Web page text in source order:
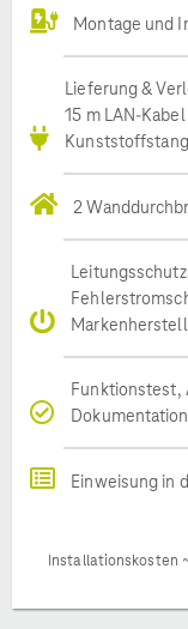
Montage und
Lieferung &
15 m LAN-
2
Funktionstest,
Dokumentation
Einweisung in
Installationskosten